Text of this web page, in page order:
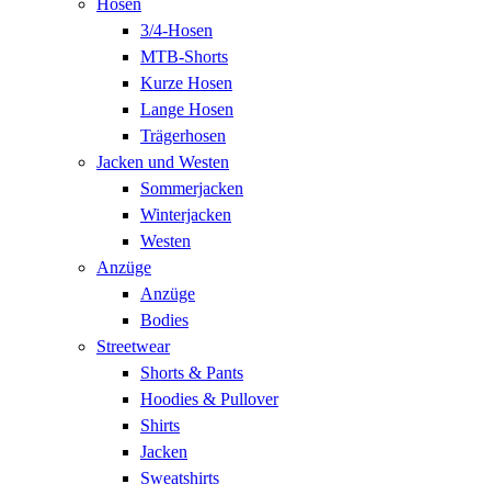
3/4-Hosen
MTB-Shorts
Kurze Hosen
Lange Hosen
Trägerhosen
Jacken und Westen
Sommerjacken
Winterjacken
Westen
Anzüge
Anzüge
Bodies
Streetwear
Shorts & Pants
Hoodies & Pullover
Shirts
Jacken
Sweatshirts